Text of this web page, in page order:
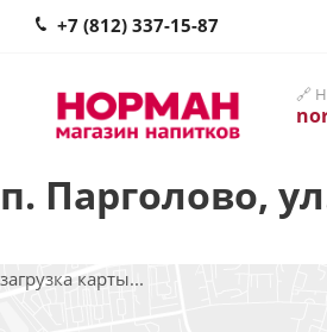
+7 (812) 337-15-87
🔗
п. Парголово,
загрузка карты...